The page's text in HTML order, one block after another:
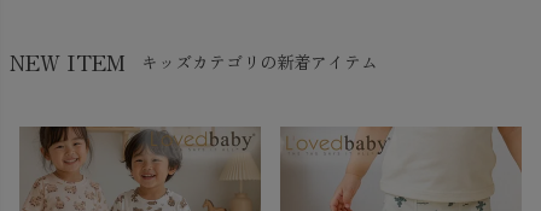
NEW ITEM キッズカテゴリの新着アイテム